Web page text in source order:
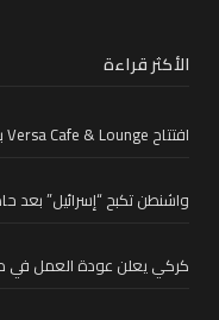
الأكثر قراءة
افتتاح Versa Cafe & Lounge برعاية بلدية صور
واشنطن تكبح “إسرائيل” بعد
كركي يعلن عودة العمل في